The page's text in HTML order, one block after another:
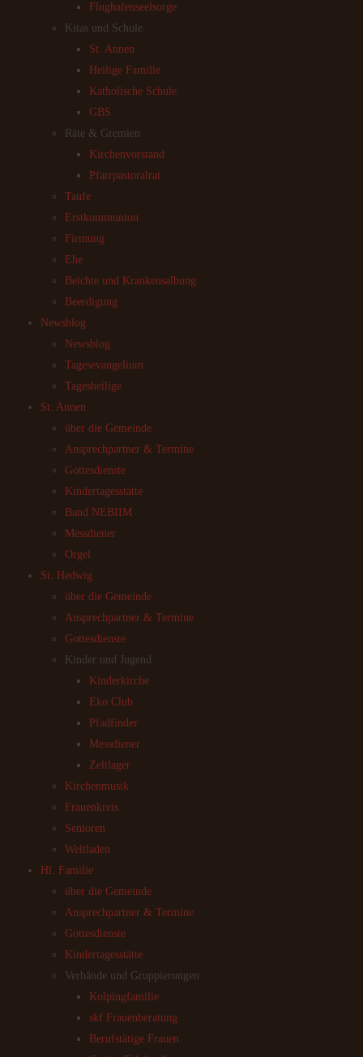
Flughafenseelsorge
Kitas und Schule
St. Annen
Heilige Familie
Katholische Schule
GBS
Räte & Gremien
Kirchenvorstand
Pfarrpastoralrat
Taufe
Erstkommunion
Firmung
Ehe
Beichte und Krankensalbung
Beerdigung
Newsblog
Newsblog
Tagesevangelium
Tagesheilige
St. Annen
über die Gemeinde
Ansprechpartner & Termine
Gottesdienste
Kindertagesstätte
Band NEBIIM
Messdiener
Orgel
St. Hedwig
über die Gemeinde
Ansprechpartner & Termine
Gottesdienste
Kinder und Jugend
Kinderkirche
Eko Club
Pfadfinder
Messdiener
Zeltlager
Kirchenmusik
Frauenkreis
Senioren
Weltladen
Hl. Familie
über die Gemeinde
Ansprechpartner & Termine
Gottesdienste
Kindertagesstätte
Verbände und Gruppierungen
Kolpingfamilie
skf Frauenberatung
Berufstätige Frauen